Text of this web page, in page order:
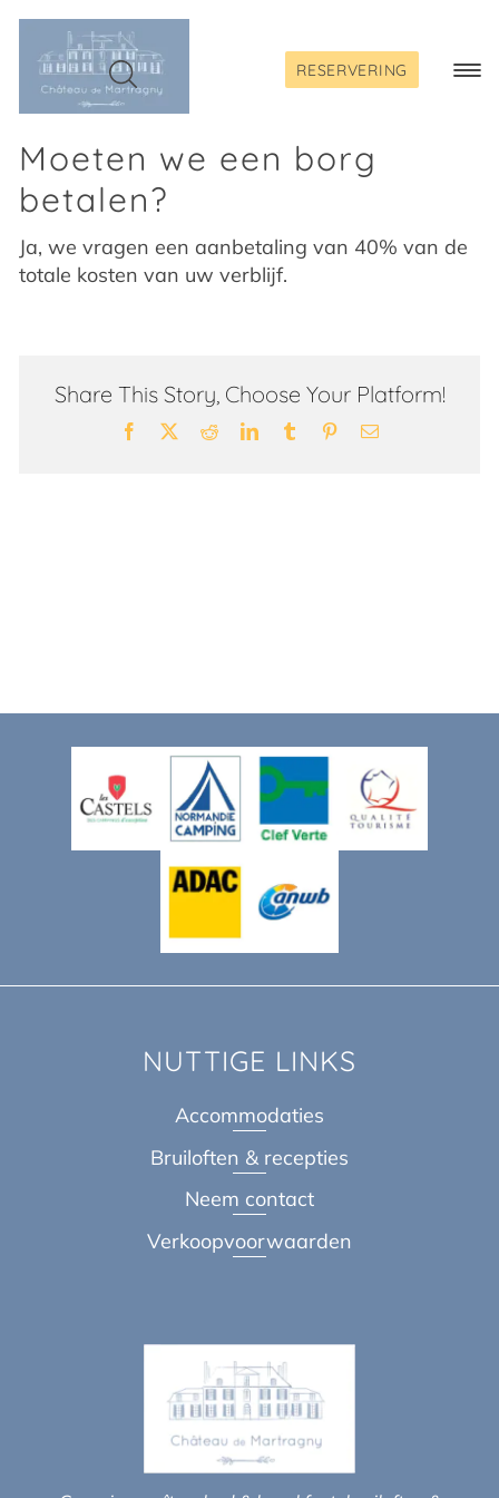
Skip
content
RESERVERING
Moeten we een borg
betalen?
Ja, we vragen een aanbetaling van 40% van de
totale kosten van uw verblijf.
Share This Story, Choose Your Platform!
Facebook RedditLinkedInTumblr PinterestEmail
NUTTIGE LINKS
Accommodaties
Bruiloften & recepties
Neem contact
Verkoopvoorwaarden